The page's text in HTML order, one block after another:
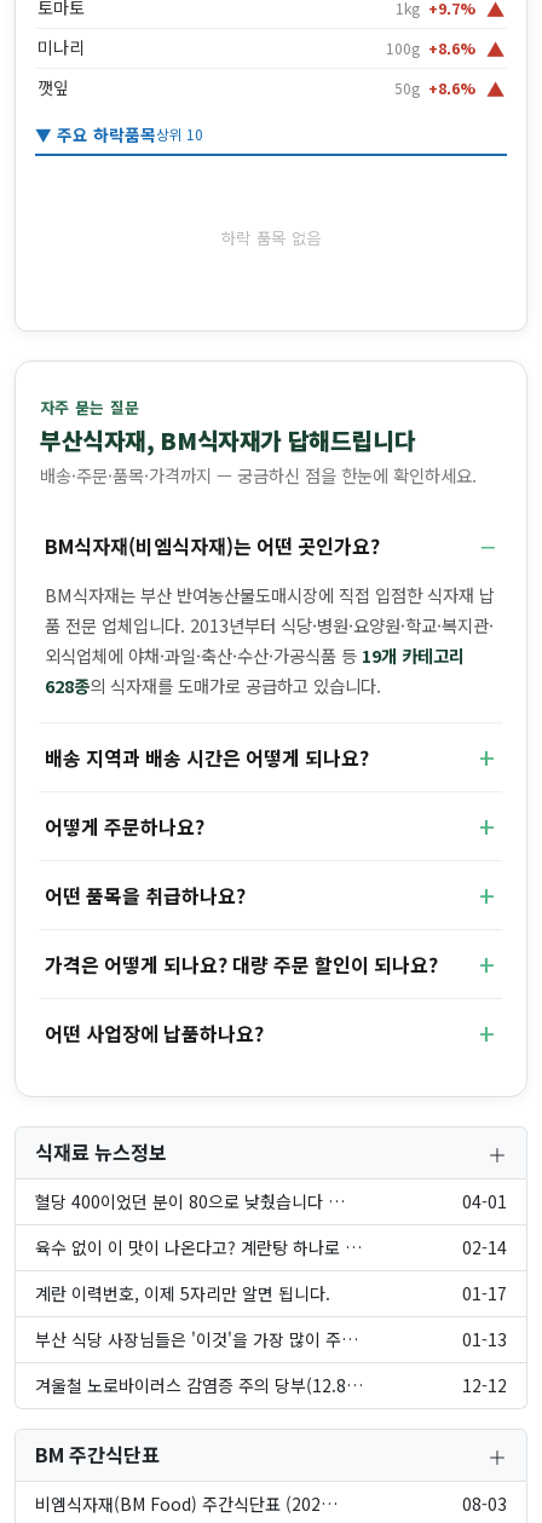
토마토 1kg +9.7% ▲
미나리 100g +8.6% ▲
깻잎 50g +8.6% ▲
▼ 주요 하락품목상위 10
하락 품목 없음
자주 묻는 질문
부산식자재, BM식자재가 답해드립니다
배송·주문·품목·가격까지 — 궁금하신 점을 한눈에 확인하세요.
BM식자재(비엠식자재)는 어떤 곳인가요?
BM식자재는 부산 반여농산물도매시장에 직접 입점한 식자재 납
품 전문 업체입니다. 2013년부터 식당·병원·요양원·학교·복지관·
외식업체에 야채·과일·축산·수산·가공식품 등 19개 카테고리
628종의 식자재를 도매가로 공급하고 있습니다.
배송 지역과 배송 시간은 어떻게 되나요?
어떻게 주문하나요?
어떤 품목을 취급하나요?
가격은 어떻게 되나요? 대량 주문 할인이 되나요?
어떤 사업장에 납품하나요?
식재료 뉴스정보
혈당 400이었던 분이 80으로 낮췄습니다 …
04-01
육수 없이 이 맛이 나온다고? 계란탕 하나로 …
02-14
계란 이력번호, 이제 5자리만 알면 됩니다.
01-17
부산 식당 사장님들은 '이것'을 가장 많이 주…
01-13
겨울철 노로바이러스 감염증 주의 당부(12.8…
12-12
BM 주간식단표
비엠식자재(BM Food) 주간식단표 (202…
08-03